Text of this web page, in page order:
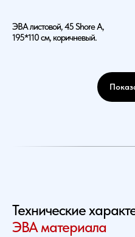
ЭВА листовой, 45 Shore A,
195*110 см, коричневый.
Технические
ЭВА материала